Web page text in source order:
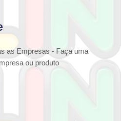
as Empresas - Faça uma
ou produto